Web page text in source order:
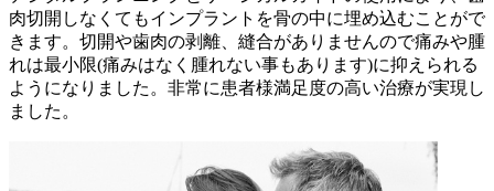
肉切開しなくてもインプラントを骨の中に埋め込むことがで
きます。切開や歯肉の剥離、縫合がありませんので痛みや腫
れは最小限(痛みはなく腫れない事もあります)に抑えられる
ようになりました。非常に患者様満足度の高い治療が実現し
ました。